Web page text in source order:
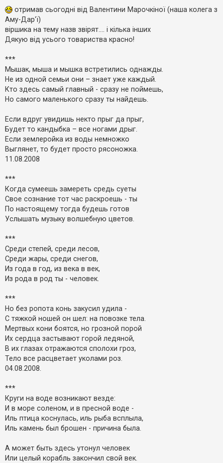
з
в
і
д
п
о
і
е
й
т
и
в
н
і
т
е
П
о
ш
у
Д
о
п
о
г
а
в
і
д
о
м
л
н
отримав сьогодні від Валентини Марочкіної (наша колега з
Аму-Дар'ї)
віршика на тему назв звірят.... і кілька інших
Дякую від усього товариства красно!
***
Мышак, мыша и мышка встретились однажды.
Не из одной семьи они – знает уже каждый.
Кто здесь самый главный - сразу не поймешь,
Но самого маленького сразу ты найдешь.
Если вдруг увидишь некто прыг да прыг,
Будет то кандыбка – все ногами дрыг.
Если землеройка из воды немножко
Выглянет, то будет просто рясоножка.
11.08.2008
***
Когда сумеешь замереть средь суеты
Свое сознание тот час раскроешь - ты
По настоящему тогда будешь готов
Услышать музыку волшебную цветов.
***
Среди степей, среди лесов,
Среди жары, среди снегов,
Из года в год, из века в век,
Из рода в род ты - человек.
***
Но без ропота конь закусил удила -
С тяжкой ношей он шел: на повозке тела.
Мертвых кони боятся, но грозной порой
Их сердца застывают горой ледяной,
В их глазах отражаются сполохи гроз,
Тело все расцветает уколами роз.
04.08.2008.
***
Круги на воде возникают везде:
И в море соленом, и в пресной воде -
Иль птица коснулась, иль рыба всплыла,
Иль камень был брошен - причина была.
А может быть здесь утонул человек
Или целый корабль закончил свой век.